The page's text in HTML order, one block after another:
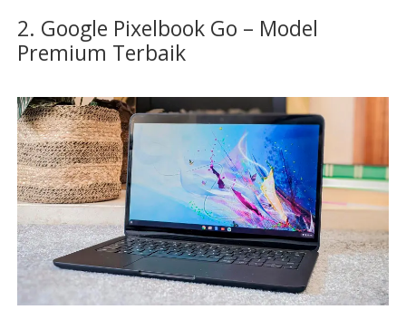
2. Google Pixelbook Go – Model
Premium Terbaik